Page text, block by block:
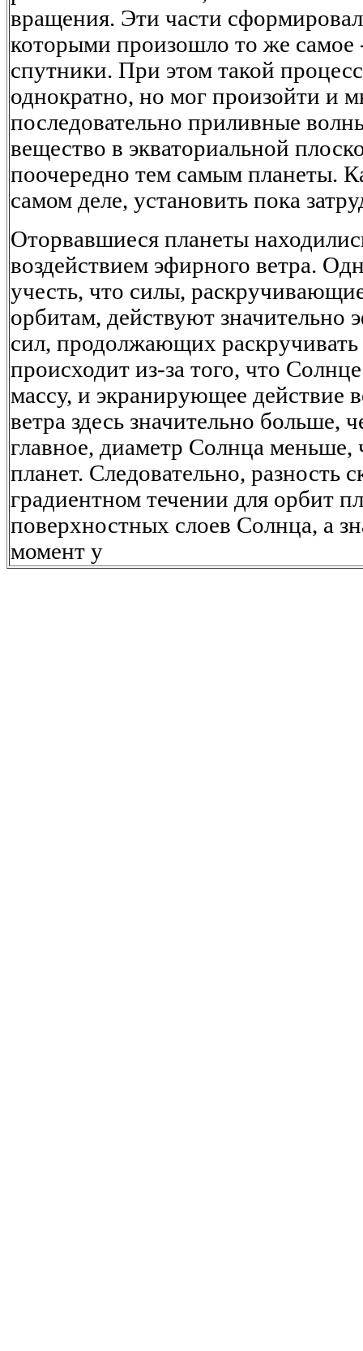
вращения. Эти части
которыми произошло то же самое
спутники. При этом такой
однократно, но мог произойти и
последовательно приливные
вещество в экваториальной
поочередно тем самым планеты.
самом деле, установить пока
Оторвавшиеся планеты
воздействием эфирного ветра.
учесть, что силы,
орбитам, действуют значительно
сил, продолжающих
происходит из-за того, что
массу, и экранирующее действие
ветра здесь значительно больше,
главное, диаметр Солнца меньше,
планет. Следовательно, разность
градиентном течении для орбит
поверхностных слоев Солнца, а
момент у